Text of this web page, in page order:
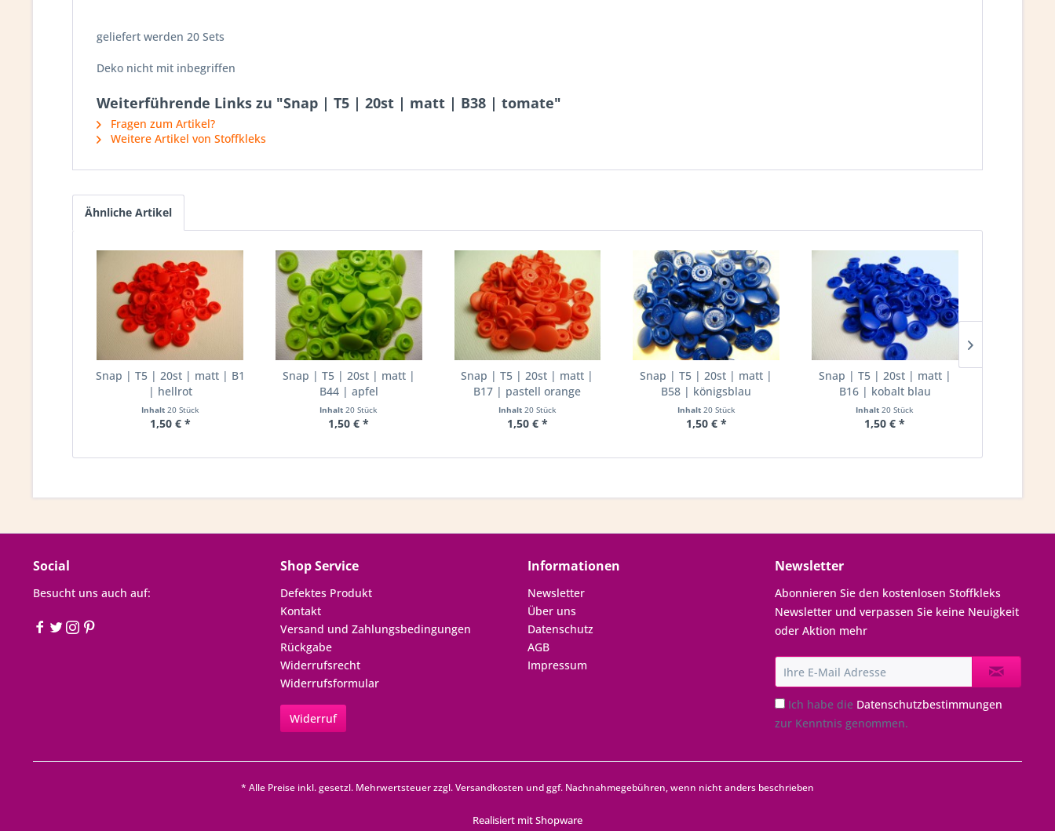
geliefert werden 20 Sets
Deko nicht mit inbegriffen
Weiterführende Links zu "Snap | T5 | 20st | matt | B38 | tomate"
Fragen zum Artikel?
Weitere Artikel von Stoffkleks
Ähnliche Artikel
Snap | T5 | 20st | matt | B1
| hellrot
Inhalt 20 Stück
1,50 € *
Snap | T5 | 20st | matt |
B44 | apfel
Inhalt20 Stück
1,50 € *
Snap | T5 | 20st | matt |
B17 | pastell orange
Inhalt 20 Stück
1,50 € *
Snap | T5 | 20st | matt |
B58 | königsblau
Inhalt 20 Stück
1,50 € *
Snap | T5 | 20st | matt |
B16 | kobalt blau
Inhalt20 Stück
1,50 € *
Social
Besucht uns auch auf:
Shop Service
Defektes Produkt
Kontakt
Versand und Zahlungsbedingungen
Rückgabe
Widerrufsrecht
Widerrufsformular
Widerruf
Informationen
Newsletter
Über uns
Datenschutz
AGB
Impressum
Newsletter
Abonnieren Sie den kostenlosen Stoffkleks
Newsletter und verpassen Sie keine Neuigkeit
oder Aktion mehr
Ich habe die Datenschutzbestimmungen
zur Kenntnis genommen.
* Alle Preise inkl. gesetzl. Mehrwertsteuer zzgl.Versandkosten und ggf. Nachnahmegebühren, wenn nicht anders beschrieben
Realisiert mit Shopware